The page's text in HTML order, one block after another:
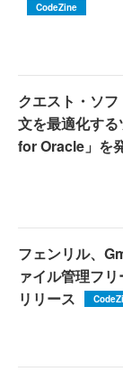
CodeZine
クエスト・ソ
文を最適化す
for Oracle」を
フェンリル、
ァイル管理フ
リリース